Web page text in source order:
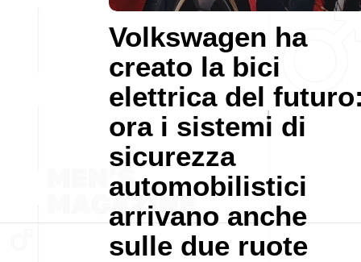
Volkswagen ha
creato la bici
elettrica del
ora i sistemi di
sicurezza
automobilistici
arrivano anche
sulle due ruote